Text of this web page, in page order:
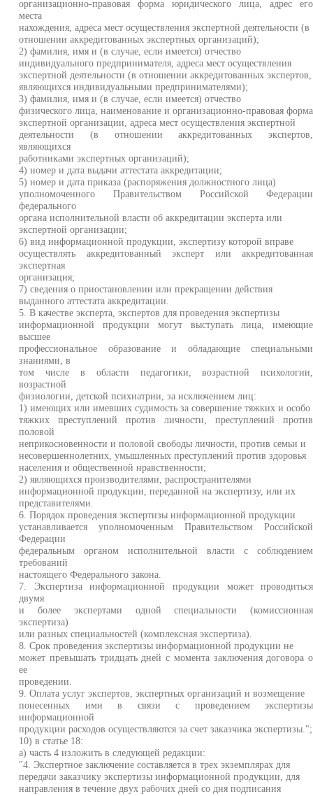
организационно-правовая форма юридического лица, адрес его
места
нахождения, адреса мест осуществления экспертной деятельности (в
отношении аккредитованных экспертных организаций);
2) фамилия, имя и (в случае, если имеется) отчество
индивидуального предпринимателя, адреса мест осуществления
экспертной деятельности (в отношении аккредитованных экспертов,
являющихся индивидуальными предпринимателями);
3) фамилия, имя и (в случае, если имеется) отчество
физического лица, наименование и организационно-правовая форма
экспертной организации, адреса мест осуществления экспертной
деятельности (в отношении аккредитованных экспертов,
являющихся
работниками экспертных организаций);
4) номер и дата выдачи аттестата аккредитации;
5) номер и дата приказа (распоряжения должностного лица)
уполномоченного Правительством Российской Федерации
федерального
органа исполнительной власти об аккредитации эксперта или
экспертной организации;
6) вид информационной продукции, экспертизу которой вправе
осуществлять аккредитованный эксперт или аккредитованная
экспертная
организация;
7) сведения о приостановлении или прекращении действия
выданного аттестата аккредитации.
5. В качестве эксперта, экспертов для проведения экспертизы
информационной продукции могут выступать лица, имеющие
высшее
профессиональное образование и обладающие специальными
знаниями, в
том числе в области педагогики, возрастной психологии,
возрастной
физиологии, детской психиатрии, за исключением лиц:
1) имеющих или имевших судимость за совершение тяжких и особо
тяжких преступлений против личности, преступлений против
половой
неприкосновенности и половой свободы личности, против семьи и
несовершеннолетних, умышленных преступлений против здоровья
населения и общественной нравственности;
2) являющихся производителями, распространителями
информационной продукции, переданной на экспертизу, или их
представителями.
6. Порядок проведения экспертизы информационной продукции
устанавливается уполномоченным Правительством Российской
Федерации
федеральным органом исполнительной власти с соблюдением
требований
настоящего Федерального закона.
7. Экспертиза информационной продукции может проводиться
двумя
и более экспертами одной специальности (комиссионная
экспертиза)
или разных специальностей (комплексная экспертиза).
8. Срок проведения экспертизы информационной продукции не
может превышать тридцать дней с момента заключения договора о
ее
проведении.
9. Оплата услуг экспертов, экспертных организаций и возмещение
понесенных ими в связи с проведением экспертизы
информационной
продукции расходов осуществляются за счет заказчика экспертизы.";
10) в статье 18:
а) часть 4 изложить в следующей редакции:
"4. Экспертное заключение составляется в трех экземплярах для
передачи заказчику экспертизы информационной продукции, для
направления в течение двух рабочих дней со дня подписания